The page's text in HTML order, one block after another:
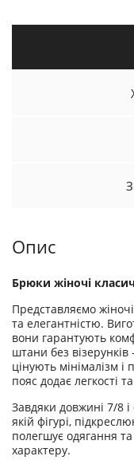
Опис
Брюки жіночі
Представляємо
та елегантністю.
вони гарантують
штани без
цінують мінімалізм
пояс додає легкості
Завдяки довжині 7/8
якій фігурі,
полегшує одягання
характеру.